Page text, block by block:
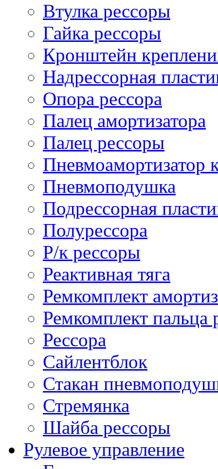
Втулка рессоры
Гайка рессоры
Кронштейн
Надрессорная
Опора рессора
Палец амортизатора
Палец рессоры
Пневмоамортизатор
Пневмоподушка
Подрессорная
Полурессора
Р/к рессоры
Реактивная тяга
Ремкомплект
Ремкомплект пальца
Рессора
Сайлентблок
Стакан
Стремянка
Шайба рессоры
Рулевое управление